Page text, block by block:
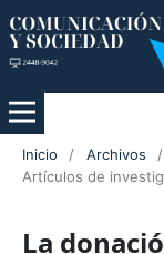
Inicio / Archivos /
Artículos de
La